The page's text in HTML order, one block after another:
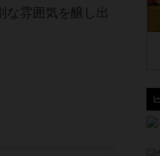
雰囲気を醸し出